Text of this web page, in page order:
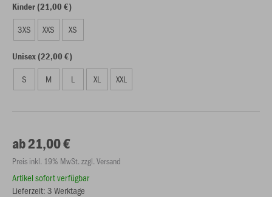
Kinder (21,00 €)
3XS XXS XS
Unisex (22,00 €)
S M L XL XXL
ab 21,00 €
Preis inkl. 19% MwSt. zzgl. Versand
Artikel sofort verfügbar
Lieferzeit: 3 Werktage